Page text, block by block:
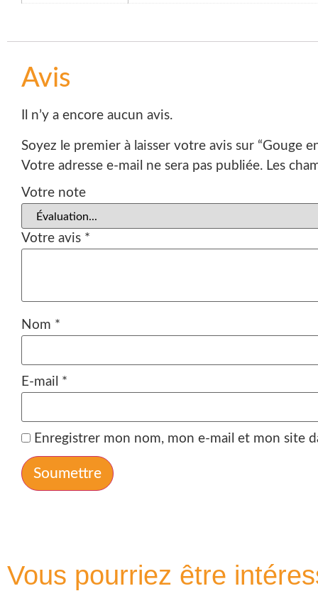
Avis
Il n’y a encore aucun avis.
Soyez le premier à laisser votre avis sur “Gouge
Votre adresse e-mail ne sera pas publiée. Les
Votre note
Votre avis *
Nom *
E-mail *
Enregistrer mon nom, mon e-mail et mon site
Vous pourriez être